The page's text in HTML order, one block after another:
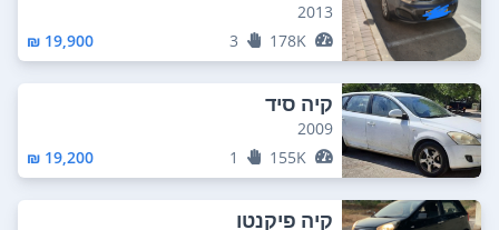
2013
178K
3
19,900 ₪
קיה סיד
2009
155K
1
19,200 ₪
קיה פיקנטו